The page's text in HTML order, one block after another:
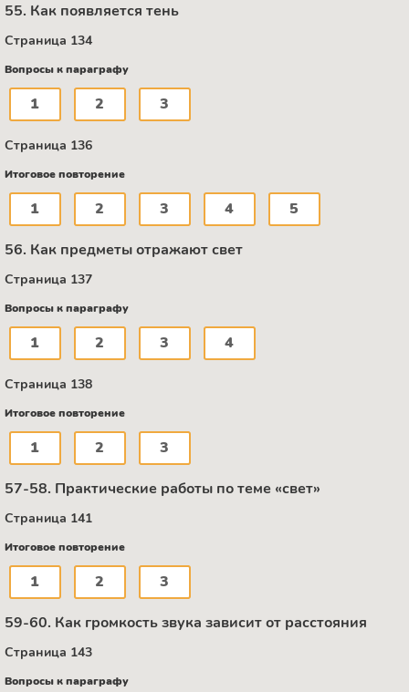
55. Как появляется тень
Страница 134
Вопросы к параграфу
1 2 3
Страница 136
Итоговое повторение
1 2 3 4 5
56. Как предметы отражают свет
Страница 137
Вопросы к параграфу
1 2 3 4
Страница 138
Итоговое повторение
1 2 3
57-58. Практические работы по теме «свет»
Страница 141
Итоговое повторение
1 2 3
59-60. Как громкость звука зависит от расстояния
Страница 143
Вопросы к параграфу